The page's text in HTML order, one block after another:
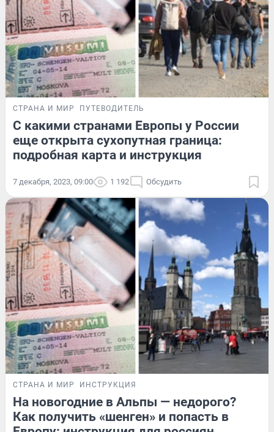
СТРАНА И МИР ПУТЕВОДИТЕЛЬ
С какими странами Европы у России
еще открыта сухопутная граница:
подробная карта и инструкция
7 декабря, 2023, 09:00 1 192 Обсудить
СТРАНА И МИР ИНСТРУКЦИЯ
На новогодние в Альпы — недорого?
Как получить «шенген» и попасть в